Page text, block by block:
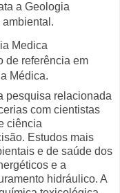
a Geologia
Medica
de referência em
Médica.
pesquisa relacionada
com cientistas
ciência
Estudos mais
e de saúde dos
e a
hidráulico. A